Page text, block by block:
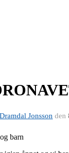
Jonsson den
barn